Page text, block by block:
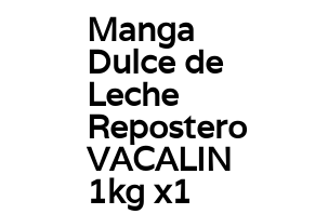
Manga
Dulce de
Leche
Repostero
VACALIN
1kg x1